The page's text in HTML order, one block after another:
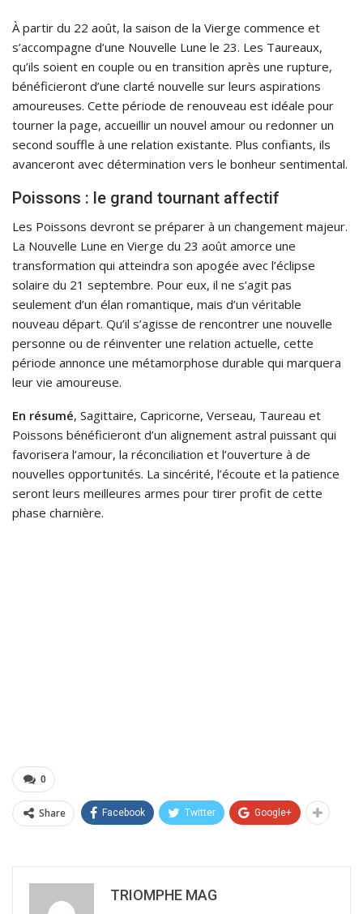
À partir du 22 août, la saison de la Vierge commence et
s’accompagne d’une Nouvelle Lune le 23. Les Taureaux,
qu’ils soient en couple ou en transition après une rupture,
bénéficieront d’une clarté nouvelle sur leurs aspirations
amoureuses. Cette période de renouveau est idéale pour
tourner la page, accueillir un nouvel amour ou redonner un
second souffle à une relation existante. Plus confiants, ils
avanceront avec détermination vers le bonheur sentimental.
Poissons : le grand tournant affectif
Les Poissons devront se préparer à un changement majeur.
La Nouvelle Lune en Vierge du 23 août amorce une
transformation qui atteindra son apogée avec l’éclipse
solaire du 21 septembre. Pour eux, il ne s’agit pas
seulement d’un élan romantique, mais d’un véritable
nouveau départ. Qu’il s’agisse de rencontrer une nouvelle
personne ou de réinventer une relation actuelle, cette
période annonce une métamorphose durable qui marquera
leur vie amoureuse.
En résumé, Sagittaire, Capricorne, Verseau, Taureau et
Poissons bénéficieront d’un alignement astral puissant qui
favorisera l’amour, la réconciliation et l’ouverture à de
nouvelles opportunités. La sincérité, l’écoute et la patience
seront leurs meilleures armes pour tirer profit de cette
phase charnière.
0
Share Facebook Twitter Google+
TRIOMPHE MAG